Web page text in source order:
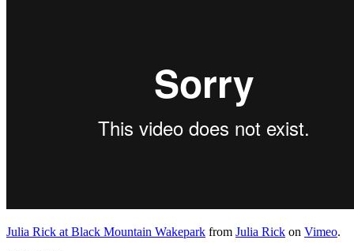
Julia Rick at Black Mountain Wakepark from Julia Rick on Vimeo.